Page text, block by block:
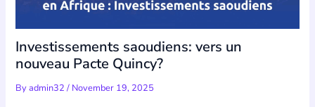
Investissements saoudiens: vers un
nouveau Pacte Quincy?
Byadmin32/ November 19, 2025